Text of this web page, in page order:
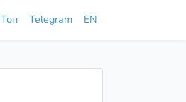
Топ Telegram EN